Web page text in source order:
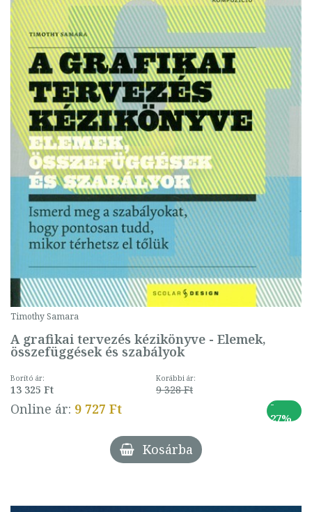
Timothy Samara
A grafikai tervezés kézikönyve - Elemek,
összefüggések és szabályok
Borító ár:
13 325 Ft
Korábbi ár:
9 328 Ft
Online ár: 9 727 Ft
-
27%
Kosárba